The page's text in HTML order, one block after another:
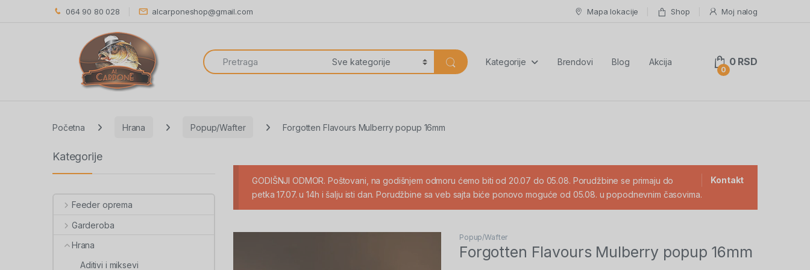
064 90 80 028 alcarponeshop@gmail.com Mapa lokacije Shop Moj nalog
Search for:
Kategorije Brendovi Blog Akcija
0
0 RSD
Početna Hrana Popup/Wafter Forgotten Flavours Mulberry popup 16mm
Kontakt
GODIŠNJI ODMOR. Poštovani, na godišnjem odmoru ćemo biti od 20.07 do 05.08. Porudžbine se primaju do
petka 17.07. u 14h i šalju isti dan. Porudžbine sa veb sajta biće ponovo moguće od 05.08. u popodnevnim časovima.
Popup/Wafter
Forgotten Flavours Mulberry popup 16mm
Kategorije
Feeder oprema
Garderoba
Hrana
Aditivi i miksevi